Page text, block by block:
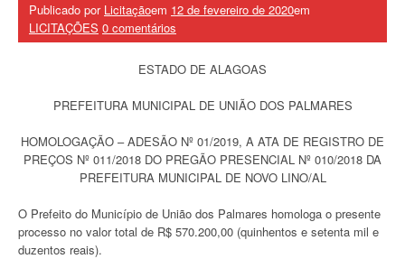
Publicado por Licitaçãoem 12 de fevereiro de 2020em
LICITAÇÕES 0 comentários
ESTADO DE ALAGOAS
PREFEITURA MUNICIPAL DE UNIÃO DOS PALMARES
HOMOLOGAÇÃO – ADESÃO Nº 01/2019, A ATA DE REGISTRO DE
PREÇOS Nº 011/2018 DO PREGÃO PRESENCIAL Nº 010/2018 DA
PREFEITURA MUNICIPAL DE NOVO LINO/AL
O Prefeito do Município de União dos Palmares homologa o presente
processo no valor total de R$ 570.200,00 (quinhentos e setenta mil e
duzentos reais).